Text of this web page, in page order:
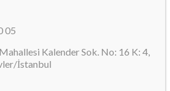
05
Kalender Sok. No: 16 K: 4,
İstanbul